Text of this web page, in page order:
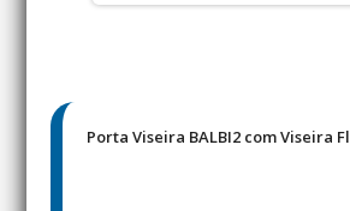
Porta Viseira BALBI2 com Viseira